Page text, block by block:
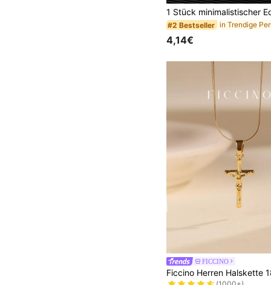
#2 Bestseller
4,14€
FICCINO
#1 Bestseller
(1000+)